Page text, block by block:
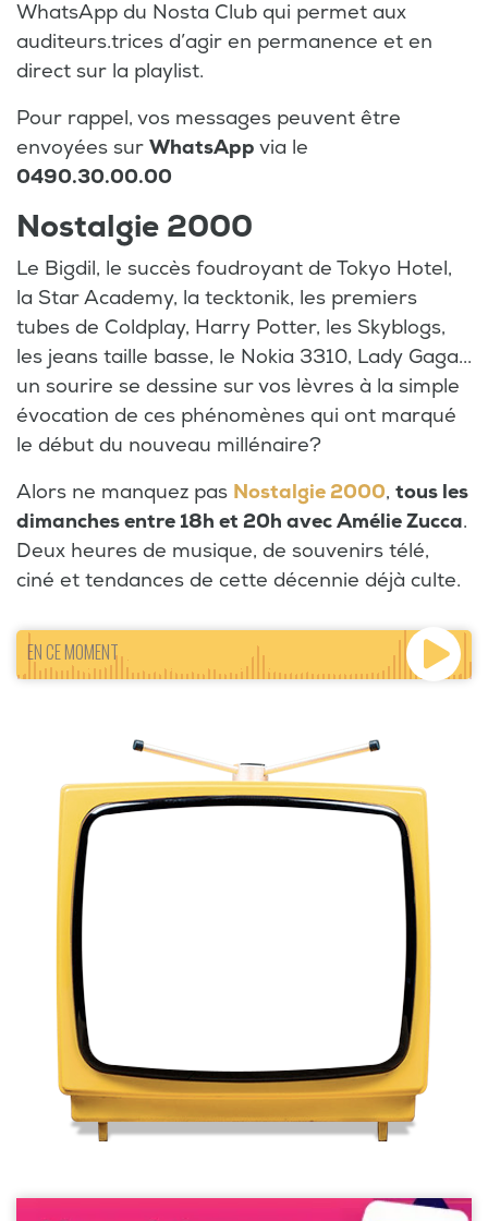
WhatsApp du Nosta Club qui permet aux
auditeurs.trices d’agir en permanence et en
direct sur la playlist.
Pour rappel, vos messages peuvent être
envoyées sur WhatsApp via le
0490.30.00.00
Nostalgie 2000
Le Bigdil, le succès foudroyant de Tokyo Hotel,
la Star Academy, la tecktonik, les premiers
tubes de Coldplay, Harry Potter, les Skyblogs,
les jeans taille basse, le Nokia 3310, Lady Gaga...
un sourire se dessine sur vos lèvres à la simple
évocation de ces phénomènes qui ont marqué
le début du nouveau millénaire?
Alors ne manquez pas Nostalgie 2000, tous les
dimanches entre 18h et 20h avec Amélie Zucca.
Deux heures de musique, de souvenirs télé,
ciné et tendances de cette décennie déjà culte.
EN CE MOMENT